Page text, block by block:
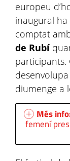
europeu
inaugural
comptat
de Rubí
participants.
diumenge a
Més
femení